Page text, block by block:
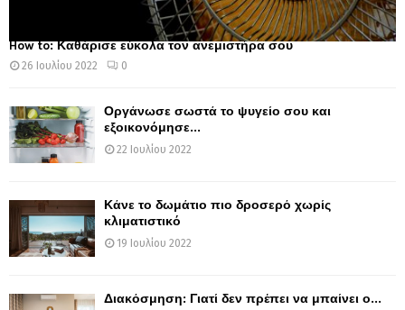
How to: Καθάρισε εύκολα τον ανεμιστήρα σου
26 Ιουλίου 2022 0
Οργάνωσε σωστά το ψυγείο σου και
εξοικονόμησε...
22 Ιουλίου 2022
Κάνε το δωμάτιο πιο δροσερό χωρίς
κλιματιστικό
19 Ιουλίου 2022
Διακόσμηση: Γιατί δεν πρέπει να μπαίνει ο...